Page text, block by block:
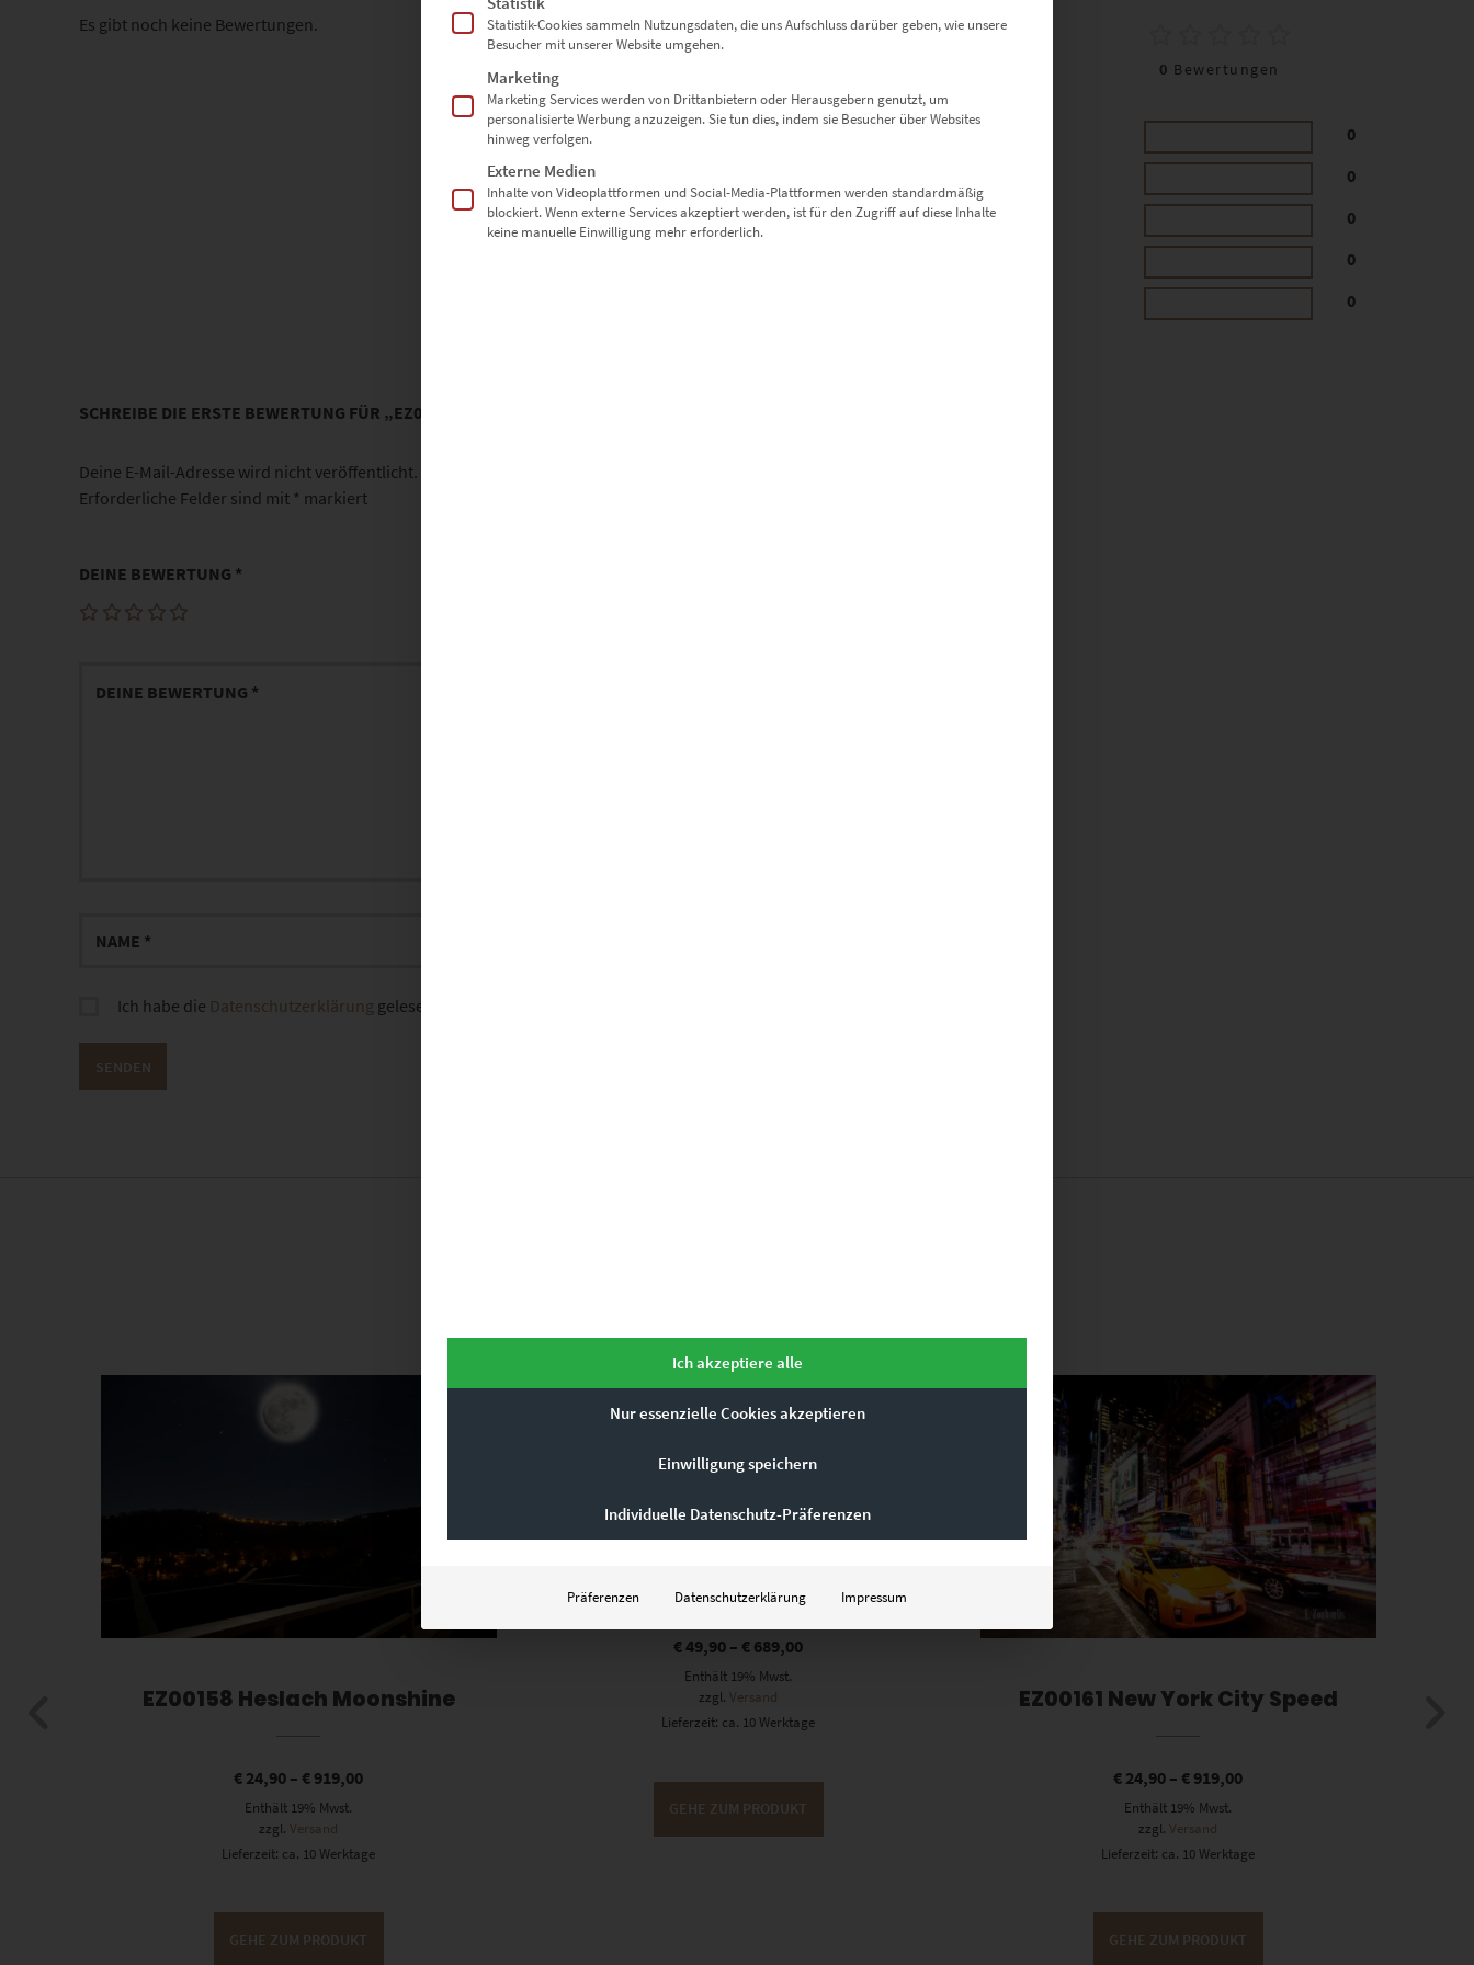
Es gibt noch keine Bewertungen. 0 0 Bewertungen
0
0
0
0
0
SCHREIBE DIE ERSTE BEWERTUNG FÜR „EZ00743 BISMARCKTURM BEI VOLLMOND“
Deine E-Mail-Adresse wird nicht veröffentlicht.
Erforderliche Felder sind mit * markiert
DEINE BEWERTUNG *
Ich habe die Datenschutzerklärung gelesen und stimme ihr zu.
Dieses Produkt weist mehrere Varianten auf. Die Optionen können auf der Produktseite gewählt werden
EZ00158 Heslach Moonshine
€ 24,90 –€ 919,00
Enthält 19% Mwst.
zzgl.Versand
Lieferzeit: ca. 10 Werktage
GEHE ZUM PRODUKT
Dieses Produkt weist mehrere Varianten auf. Die Optionen können auf der Produktseite gewählt werden
€49,90 –€ 689,00
Enthält 19% Mwst.
zzgl.Versand
Lieferzeit: ca. 10 Werktage
GEHE ZUM PRODUKT
Dieses Produkt weist mehrere Varianten auf. Die Optionen können auf der Produktseite gewählt werden
EZ00161 New York City Speed
€ 24,90 –€ 919,00
Enthält 19% Mwst.
zzgl.Versand
Lieferzeit: ca. 10 Werktage
GEHE ZUM PRODUKT
Statistik-Cookies sammeln Nutzungsdaten, die uns Aufschluss darüber geben, wie unsere
Besucher mit unserer Website umgehen.
Marketing
Marketing Services werden von Drittanbietern oder Herausgebern genutzt, um
personalisierte Werbung anzuzeigen. Sie tun dies, indem sie Besucher über Websites
hinweg verfolgen.
Externe Medien
Inhalte von Videoplattformen und Social-Media-Plattformen werden standardmäßig
blockiert. Wenn externe Services akzeptiert werden, ist für den Zugriff auf diese Inhalte
keine manuelle Einwilligung mehr erforderlich.
Ich akzeptiere alle
Nur essenzielle Cookies akzeptieren
Einwilligung speichern
Individuelle Datenschutz-Präferenzen
Präferenzen Datenschutzerklärung Impressum